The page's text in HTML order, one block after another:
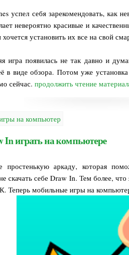
успел себя зарекомендовать, как
невероятно красивые и
хочется установить их все на свой
игра появилась не так давно и
в виде обзора. Потом уже
сейчас. продолжить чтение
на компьютер
In играть на компьютере
простенькую аркаду, которая
скачать себе Draw In. Тем более,
Теперь мобильные игры на